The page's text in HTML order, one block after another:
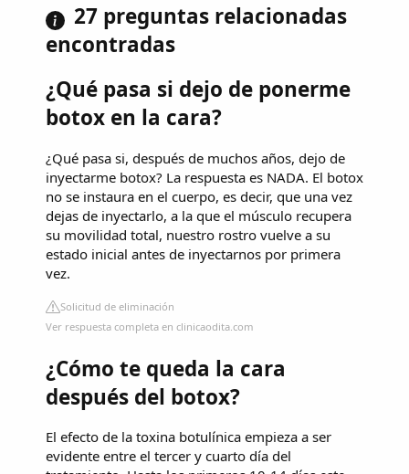
27 preguntas relacionadas
encontradas
¿Qué pasa si dejo de ponerme
botox en la cara?
¿Qué pasa si, después de muchos años, dejo de
inyectarme botox? La respuesta es NADA. El botox
no se instaura en el cuerpo, es decir, que una vez
dejas de inyectarlo, a la que el músculo recupera
su movilidad total, nuestro rostro vuelve a su
estado inicial antes de inyectarnos por primera
vez.
Solicitud de eliminación
Ver respuesta completa en clinicaodita.com
¿Cómo te queda la cara
después del botox?
El efecto de la toxina botulínica empieza a ser
evidente entre el tercer y cuarto día del